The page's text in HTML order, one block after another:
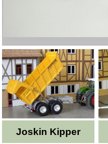
Joskin Kipper